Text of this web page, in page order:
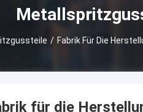
/ Fabrik Für Die
für die